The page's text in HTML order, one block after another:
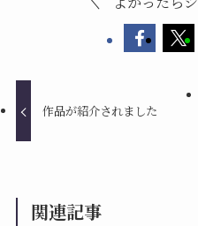
作品が紹介されました
関連記事